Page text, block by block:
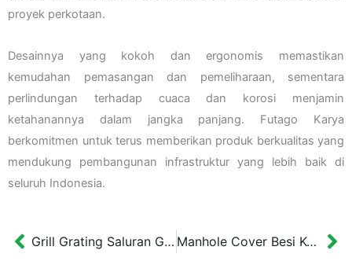
proyek perkotaan.
Desainnya yang kokoh dan ergonomis memastikan
kemudahan pemasangan dan pemeliharaan, sementara
perlindungan terhadap cuaca dan korosi menjamin
ketahanannya dalam jangka panjang. Futago Karya
berkomitmen untuk terus memberikan produk berkualitas yang
mendukung pembangunan infrastruktur yang lebih baik di
seluruh Indonesia.
Prev Grill Grating Saluran Gutterr 20×100 cm Kota Balikpapan Manhole Cover Besi Kotak 60×60 cm Kota Bojonegoro